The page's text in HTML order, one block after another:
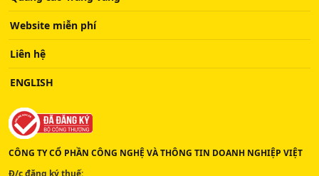
Website miễn phí
Liên hệ
ENGLISH
CÔNG TY CỔ PHẦN CÔNG NGHỆ VÀ THÔNG TIN DOANH NGHIỆP VIỆT
Đ/c đăng ký thuế: